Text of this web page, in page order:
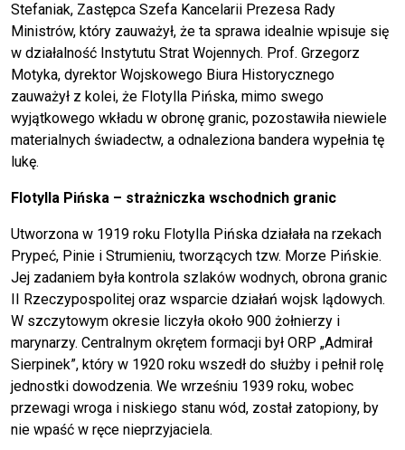
Stefaniak, Zastępca Szefa Kancelarii Prezesa Rady
Ministrów, który zauważył, że ta sprawa idealnie wpisuje się
w działalność Instytutu Strat Wojennych. Prof. Grzegorz
Motyka, dyrektor Wojskowego Biura Historycznego
zauważył z kolei, że Flotylla Pińska, mimo swego
wyjątkowego wkładu w obronę granic, pozostawiła niewiele
materialnych świadectw, a odnaleziona bandera wypełnia tę
lukę.
Flotylla Pińska – strażniczka wschodnich granic
Utworzona w 1919 roku Flotylla Pińska działała na rzekach
Prypeć, Pinie i Strumieniu, tworzących tzw. Morze Pińskie.
Jej zadaniem była kontrola szlaków wodnych, obrona granic
II Rzeczypospolitej oraz wsparcie działań wojsk lądowych.
W szczytowym okresie liczyła około 900 żołnierzy i
marynarzy. Centralnym okrętem formacji był ORP „Admirał
Sierpinek”, który w 1920 roku wszedł do służby i pełnił rolę
jednostki dowodzenia. We wrześniu 1939 roku, wobec
przewagi wroga i niskiego stanu wód, został zatopiony, by
nie wpaść w ręce nieprzyjaciela.